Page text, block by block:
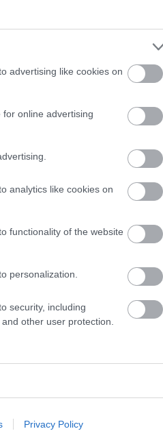
advertising like cookies on
online advertising
analytics like cookies on
functionality of the website
personalization.
security, including
other user protection.
Privacy Policy
újabb tisztséget, de
majd és beszélek, Európáról
Juncker, kiemelve:
hogy aki kételkedik az
katonai temetőket.
hibát követ el, aki